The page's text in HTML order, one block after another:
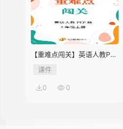
【重难点闯关】英语人教PEP
版5年级上册Unit 2
课件
0 0